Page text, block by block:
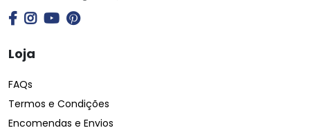
Loja
FAQs
Termos e Condições
Encomendas e Envios